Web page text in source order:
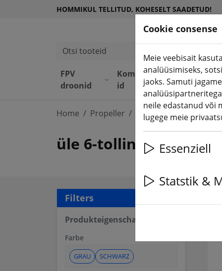
HOMMIKUL TELLITUD, KOHESELT SAADETUD!
Otsi tooteid
FPV
droonid
Komponend
id
Seadme
d
Home Propeller üle 6-tolline propeller
üle 6-tolline propeller
Filters
Produkteigenschaften
Farbe
GRAU SCHWARZ
Cookie consense
Meie veebisait
analüüsimiseks,
jaoks. Samuti
neile edastanud või
lugege meie
Essenziell
Statstik &